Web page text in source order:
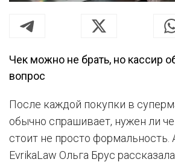
Чек можно не брать, но кассир
вопрос
После каждой покупки в
обычно спрашивает, нужен ли
стоит не просто формальность.
EvrikaLaw Ольга Брус